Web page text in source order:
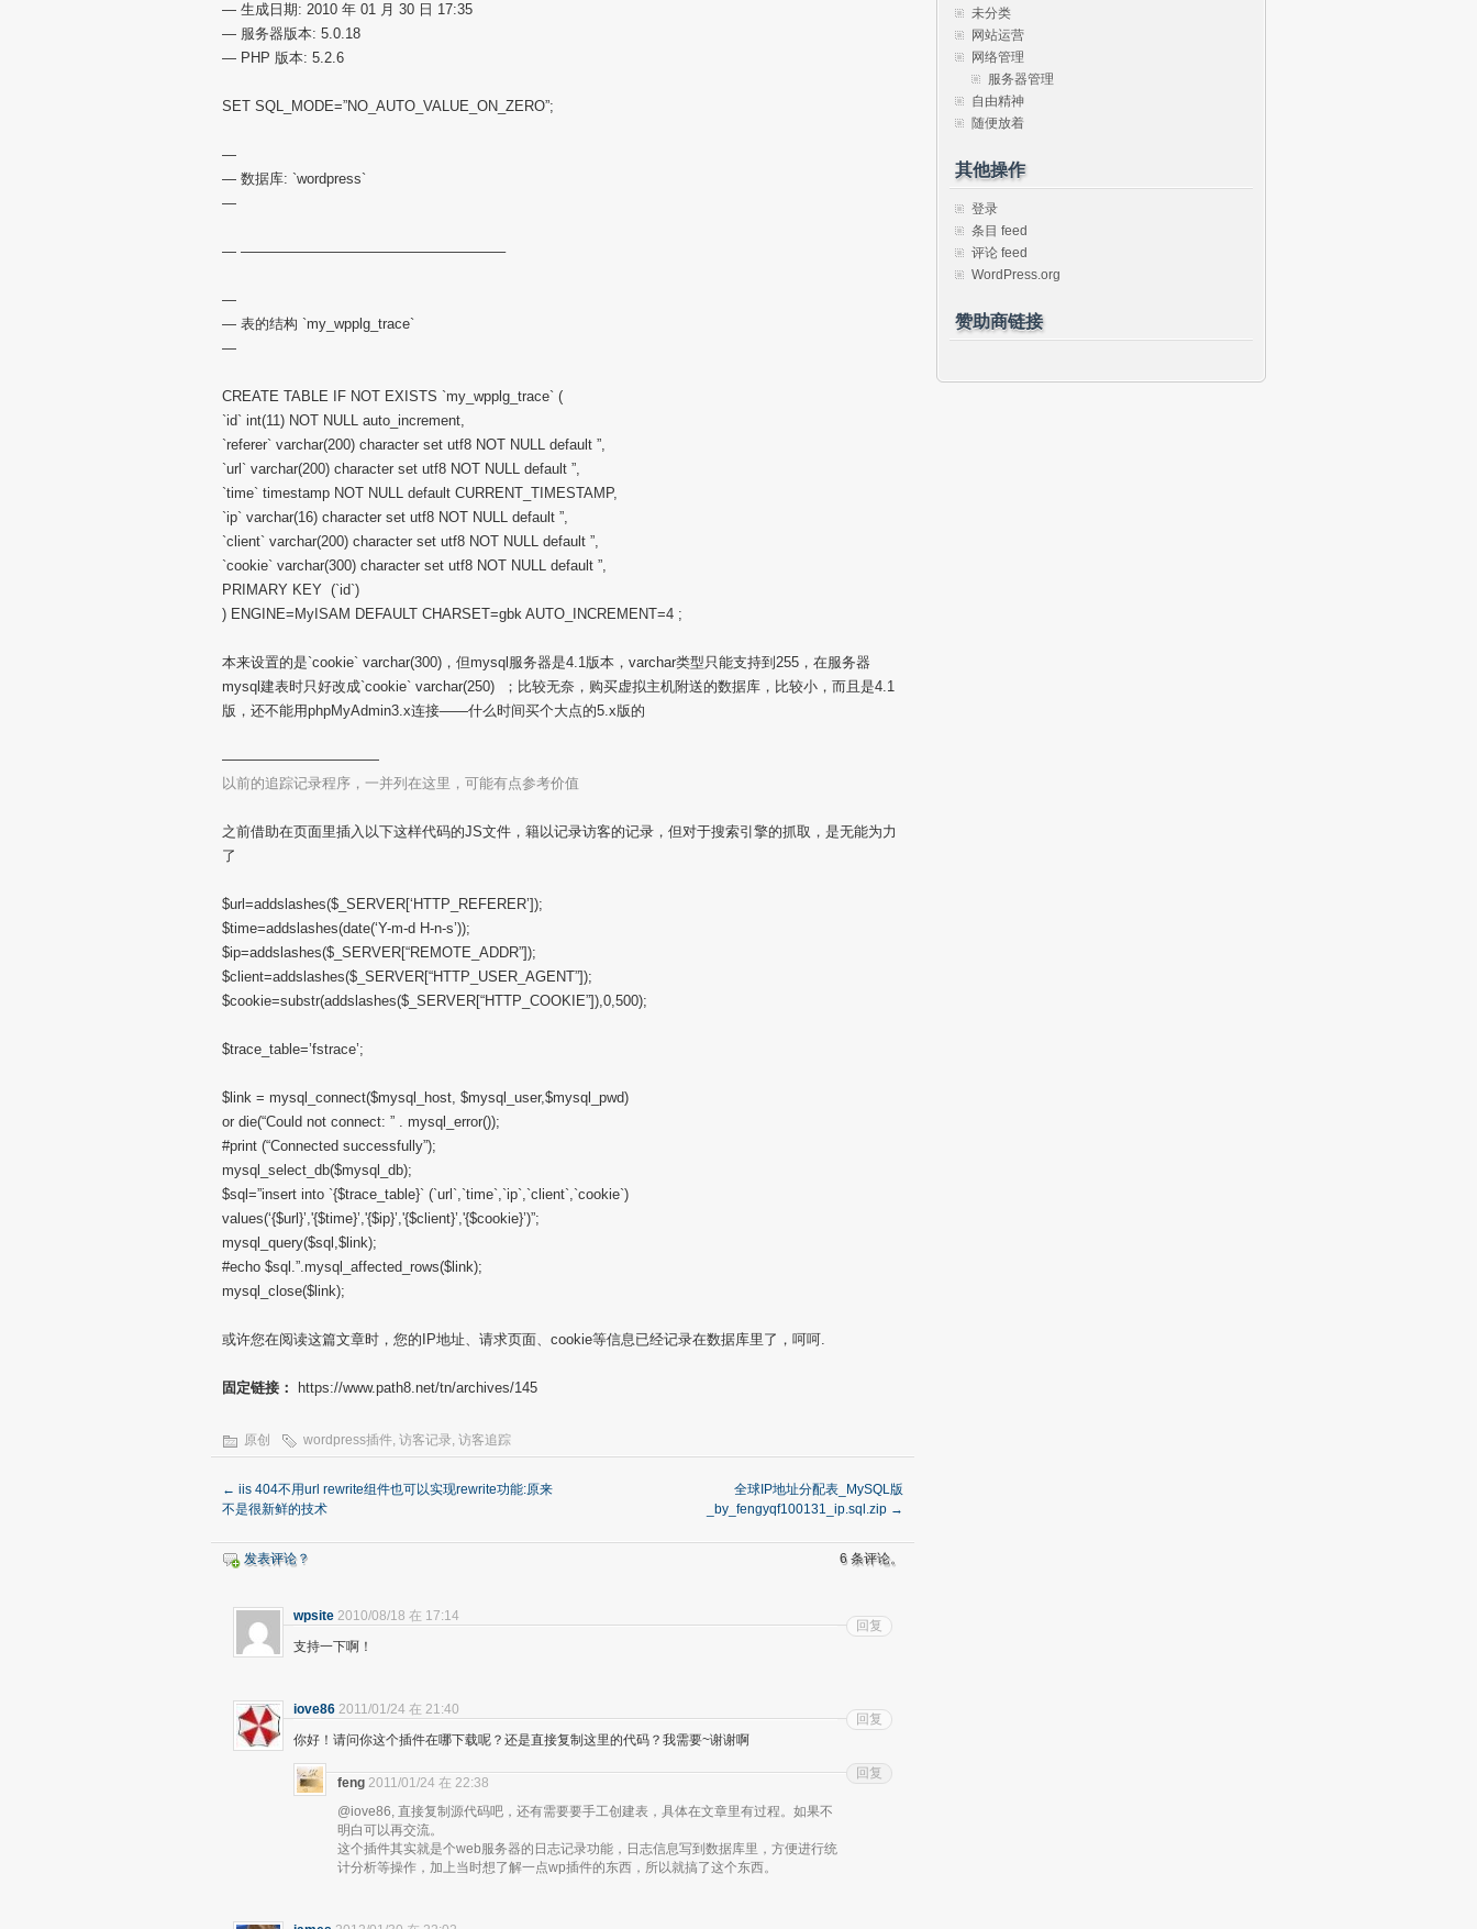
— 生成日期: 2010 年 01 月 30 日 17:35
— 服务器版本: 5.0.18
— PHP 版本: 5.2.6
SET SQL_MODE=”NO_AUTO_VALUE_ON_ZERO”;
—
— 数据库: `wordpress`
—
— ——————————————————–
—
— 表的结构 `my_wpplg_trace`
—
CREATE TABLE IF NOT EXISTS `my_wpplg_trace` (
`id` int(11) NOT NULL auto_increment,
`referer` varchar(200) character set utf8 NOT NULL default ”,
`url` varchar(200) character set utf8 NOT NULL default ”,
`time` timestamp NOT NULL default CURRENT_TIMESTAMP,
`ip` varchar(16) character set utf8 NOT NULL default ”,
`client` varchar(200) character set utf8 NOT NULL default ”,
`cookie` varchar(300) character set utf8 NOT NULL default ”,
PRIMARY KEY (`id`)
) ENGINE=MyISAM DEFAULT CHARSET=gbk AUTO_INCREMENT=4 ;
本来设置的是`cookie` varchar(300)，但mysql服务器是4.1版本，varchar类型只能支持到255，在服务器
mysql建表时只好改成`cookie` varchar(250) ；比较无奈，购买虚拟主机附送的数据库，比较小，而且是4.1
版，还不能用phpMyAdmin3.x连接——什么时间买个大点的5.x版的
———————————
以前的追踪记录程序，一并列在这里，可能有点参考价值
之前借助在页面里插入以下这样代码的JS文件，籍以记录访客的记录，但对于搜索引擎的抓取，是无能为力
了
$url=addslashes($_SERVER[‘HTTP_REFERER’]);
$time=addslashes(date(‘Y-m-d H-n-s’));
$ip=addslashes($_SERVER[“REMOTE_ADDR”]);
$client=addslashes($_SERVER[“HTTP_USER_AGENT”]);
$cookie=substr(addslashes($_SERVER[“HTTP_COOKIE”]),0,500);
$trace_table=’fstrace’;
$link = mysql_connect($mysql_host, $mysql_user,$mysql_pwd)
or die(“Could not connect: ” . mysql_error());
#print (“Connected successfully”);
mysql_select_db($mysql_db);
$sql=”insert into `{$trace_table}` (`url`,`time`,`ip`,`client`,`cookie`)
values(‘{$url}’,'{$time}’,'{$ip}’,'{$client}’,'{$cookie}’)”;
mysql_query($sql,$link);
#echo $sql.”.mysql_affected_rows($link);
mysql_close($link);
或许您在阅读这篇文章时，您的IP地址、请求页面、cookie等信息已经记录在数据库里了，呵呵.
固定链接： https://www.path8.net/tn/archives/145
原创 wordpress插件, 访客记录, 访客追踪
← iis 404不用url rewrite组件也可以实现rewrite功能:原来
不是很新鲜的技术
全球IP地址分配表_MySQL版
_by_fengyqf100131_ip.sql.zip →
发表评论？ 6 条评论。
wpsite 2010/08/18 在 17:14
支持一下啊！
回复
iove86 2011/01/24 在 21:40
你好！请问你这个插件在哪下载呢？还是直接复制这里的代码？我需要~谢谢啊
回复
feng 2011/01/24 在 22:38
@iove86, 直接复制源代码吧，还有需要要手工创建表，具体在文章里有过程。如果不
明白可以再交流。
这个插件其实就是个web服务器的日志记录功能，日志信息写到数据库里，方便进行统
计分析等操作，加上当时想了解一点wp插件的东西，所以就搞了这个东西。
回复
未分类
网站运营
网络管理
服务器管理
自由精神
随便放着
其他操作
登录
条目 feed
评论 feed
WordPress.org
赞助商链接